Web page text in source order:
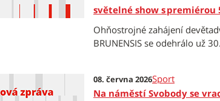
světelné show s
Ohňostrojné zahájení
BRUNENSIS se odehrálo už
08. června 2026Sport
Na náměstí Svobody se